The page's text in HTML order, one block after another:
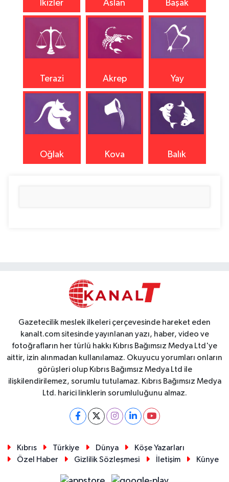
İkizler Aslan Başak
Terazi Akrep Yay
Oğlak Kova Balık
Gazetecilik meslek ilkeleri çerçevesinde hareket eden
kanalt.com sitesinde yayınlanan yazı, haber, video ve
fotoğrafların her türlü hakkı Kıbrıs Bağımsız Medya Ltd'ye
aittir, izin alınmadan kullanılamaz. Okuyucu yorumları onların
görüşleri olup Kıbrıs Bağımsız Medya Ltd ile
ilişkilendirilemez, sorumlu tutulamaz. Kıbrıs Bağımsız Medya
Ltd. harici linklerin sorumluluğunu almaz.
Kıbrıs Türkiye Dünya
Köşe Yazarları
Özel Haber
Gizlilik Sözleşmesi İletişim Künye